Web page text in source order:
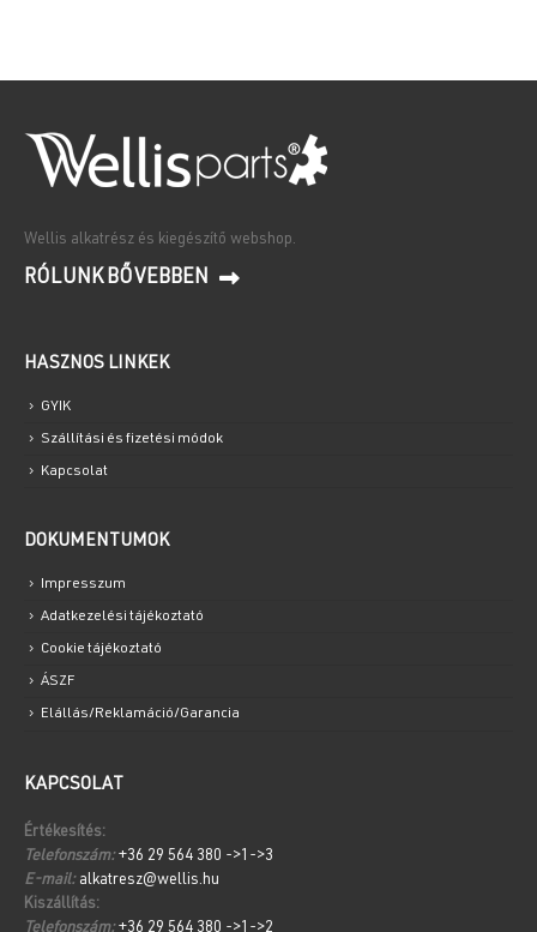
Wellis alkatrész és kiegészítő webshop.
RÓLUNK BŐVEBBEN
HASZNOS LINKEK
GYIK
Szállítási és fizetési módok
Kapcsolat
DOKUMENTUMOK
Impresszum
Adatkezelési tájékoztató
Cookie tájékoztató
ÁSZF
Elállás/Reklamáció/Garancia
KAPCSOLAT
Értékesítés:
Telefonszám: +36 29 564 380 ->1->3
E-mail: alkatresz@wellis.hu
Kiszállítás:
Telefonszám: +36 29 564 380 ->1->2